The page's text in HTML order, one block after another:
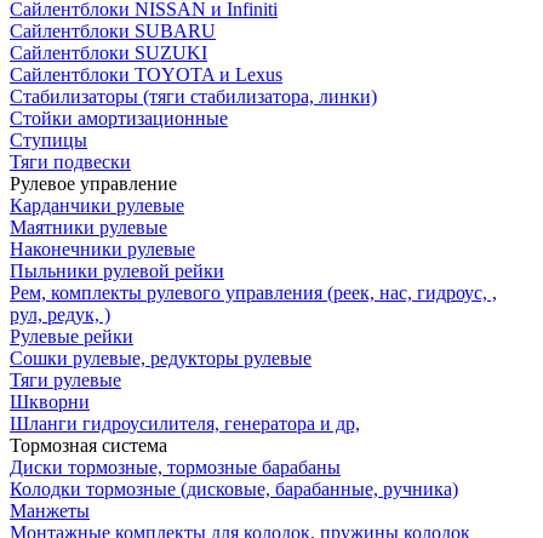
Сайлентблоки NISSAN и Infiniti
Сайлентблоки SUBARU
Сайлентблоки SUZUKI
Сайлентблоки TOYOTA и Lexus
Стабилизаторы (тяги стабилизатора, линки)
Стойки амортизационные
Ступицы
Тяги подвески
Рулевое управление
Карданчики рулевые
Маятники рулевые
Наконечники рулевые
Пыльники рулевой рейки
Рем, комплекты рулевого управления (реек, нас, гидроус, ,
рул, редук, )
Рулевые рейки
Сошки рулевые, редукторы рулевые
Тяги рулевые
Шкворни
Шланги гидроусилителя, генератора и др,
Тормозная система
Диски тормозные, тормозные барабаны
Колодки тормозные (дисковые, барабанные, ручника)
Манжеты
Монтажные комплекты для колодок, пружины колодок